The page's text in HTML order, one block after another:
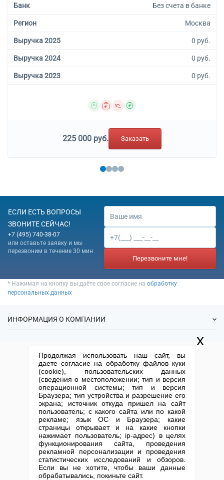
Банк Без счета в банке
Регион Москва
Выручка 2025 0 руб.
Выручка 2024 0 руб.
Выручка 2023 0 руб.
225 000 руб. Заказать
ЕСЛИ ЕСТЬ ВОПРОСЫ
ЗВОНИТЕ СЕЙЧАС!
+7 (495) 740-38-07
или оставьте заявку и мы
перезвоним в течение 30 мин
Перезвоните мне!
* Нажимая на кнопку вы даёте свое согласие на обработку
персональных данных
ИНФОРМАЦИЯ О КОМПАНИИ
Спецпредложения
Готовые фирмы
Продажа фирм
Регистрация
Ликвидация
Регистрация изменений
Юридические адреса
Открытие юр. лица
КОНТАКТНАЯ ИНФОРМАЦИЯ
+7 (495) 740-38-07
(По Москве)
mail@1-urist.ru
Спросить у юриста
Москва, ул. Сущевский вал,
дом 5, стр. 3
Письмо директоруКарта сайта
Столичный центр помощи бизнесу 2013-2026. Все права защищены.
Продолжая использовать наш сайт, вы
даете согласие на обработку файлов куки
(cookie), пользовательских данных
(сведения о местоположении; тип и версия
операционной системы; тип и версия
Браузера; тип устройства и разрешение его
экрана; источник откуда пришел на сайт
пользователь; с какого сайта или по какой
рекламе; язык ОС и Браузера; какие
страницы открывает и на какие кнопки
нажимает пользователь; ip-адрес) в целях
функционирования сайта, проведения
рекламной персонализации и проведения
статистических исследований и обзоров.
Если вы не хотите, чтобы ваши данные
обрабатывались, покиньте сайт.
x